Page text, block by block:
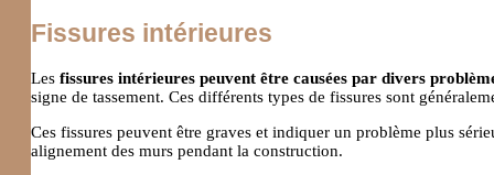
Fissures intérieures
Les fissures intérieures peuvent être causées par divers
signe de tassement. Ces différents types de fissures sont
Ces fissures peuvent être graves et indiquer un problème plus
alignement des murs pendant la construction.